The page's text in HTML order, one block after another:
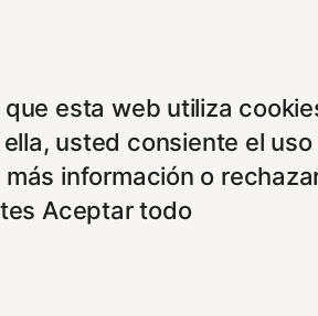
que esta web utiliza
usted consiente el
información o
Aceptar todo